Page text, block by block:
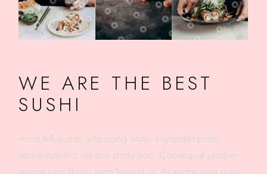
WE ARE THE BEST
SUSHI
Amet tellus cras adipiscing enim. Imperdiet proin
fermentum leo vel orci porta non. Consequat semper